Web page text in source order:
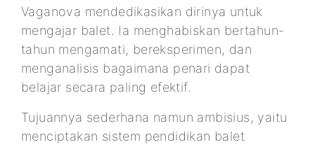
Vaganova mendedikasikan dirinya untuk
mengajar balet. Ia menghabiskan bertahun-
tahun mengamati, bereksperimen, dan
menganalisis bagaimana penari dapat
belajar secara paling efektif.
Tujuannya sederhana namun ambisius, yaitu
menciptakan sistem pendidikan balet